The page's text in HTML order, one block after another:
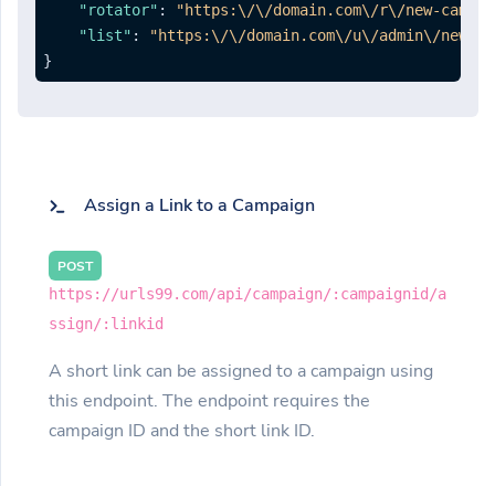
"rotator" :
"https:\/\/domain.com\/r\/new-
"list" :
"https:\/\/domain.com\/u\/admin\/new-
}
Assign a Link to a Campaign
POST
https://urls99.com/api/campaign/:campaignid/a
ssign/:linkid
A short link can be assigned to a campaign using
this endpoint. The endpoint requires the
campaign ID and the short link ID.